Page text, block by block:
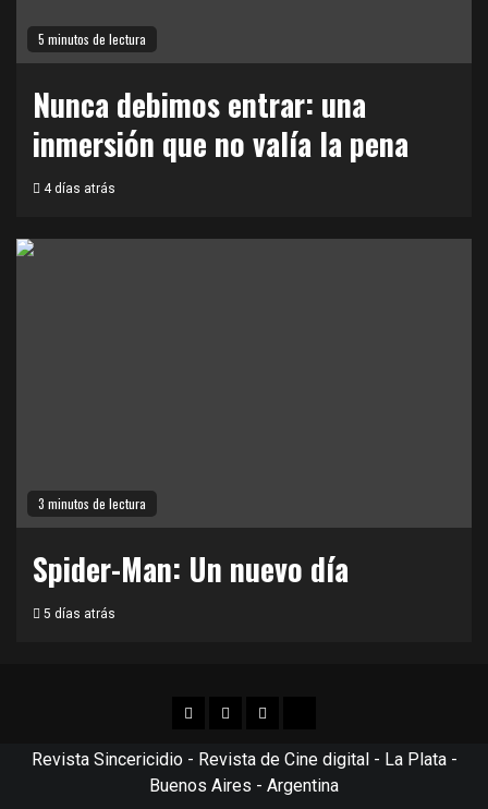
5 minutos de lectura
Nunca debimos entrar: una
inmersión que no valía la pena
4 días atrás
3 minutos de lectura
Spider-Man: Un nuevo día
5 días atrás
Facebook
TwitterInstagram
Revista Sincericidio - Revista de Cine digital - La Plata -
Buenos Aires - Argentina